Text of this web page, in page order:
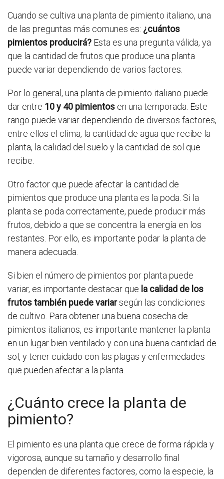
Cuando se cultiva una planta de pimiento italiano, una
de las preguntas más comunes es: ¿cuántos
pimientos producirá? Esta es una pregunta válida, ya
que la cantidad de frutos que produce una planta
puede variar dependiendo de varios factores.
Por lo general, una planta de pimiento italiano puede
dar entre 10 y 40 pimientos en una temporada. Este
rango puede variar dependiendo de diversos factores,
entre ellos el clima, la cantidad de agua que recibe la
planta, la calidad del suelo y la cantidad de sol que
recibe.
Otro factor que puede afectar la cantidad de
pimientos que produce una planta es la poda. Si la
planta se poda correctamente, puede producir más
frutos, debido a que se concentra la energía en los
restantes. Por ello, es importante podar la planta de
manera adecuada.
Si bien el número de pimientos por planta puede
variar, es importante destacar que la calidad de los
frutos también puede variarsegún las condiciones
de cultivo. Para obtener una buena cosecha de
pimientos italianos, es importante mantener la planta
en un lugar bien ventilado y con una buena cantidad de
sol, y tener cuidado con las plagas y enfermedades
que pueden afectar a la planta.
¿Cuánto crece la planta de
pimiento?
El pimiento es una planta que crece de forma rápida y
vigorosa, aunque su tamaño y desarrollo final
dependen de diferentes factores, como la especie, la